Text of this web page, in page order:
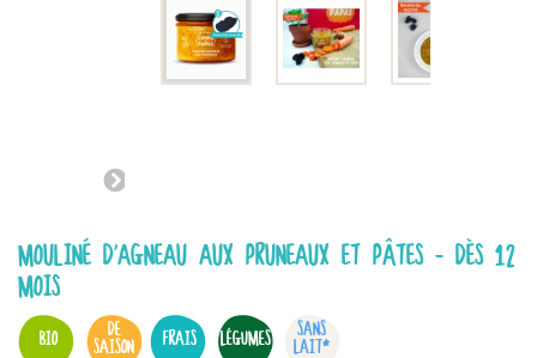
MOULINÉ D'AGNEAU AUX PRUNEAUX ET PÂTES - DÈS 12
MOIS
BIO
DE
SAISON
FRAIS LÉGUMES
SANS
LAIT*